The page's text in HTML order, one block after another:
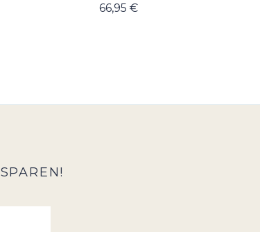
66,95 €
SPAREN!